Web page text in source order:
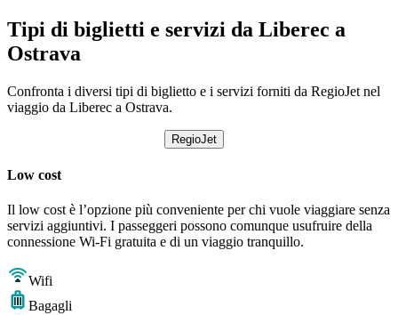
Tipi di biglietti e servizi da Liberec a
Ostrava
Confronta i diversi tipi di biglietto e i servizi forniti da RegioJet nel
viaggio da Liberec a Ostrava.
RegioJet
Low cost
Il low cost è l’opzione più conveniente per chi vuole viaggiare senza
servizi aggiuntivi. I passeggeri possono comunque usufruire della
connessione Wi-Fi gratuita e di un viaggio tranquillo.
Wifi
Bagagli